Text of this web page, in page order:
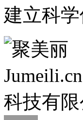
建立科
科技有限